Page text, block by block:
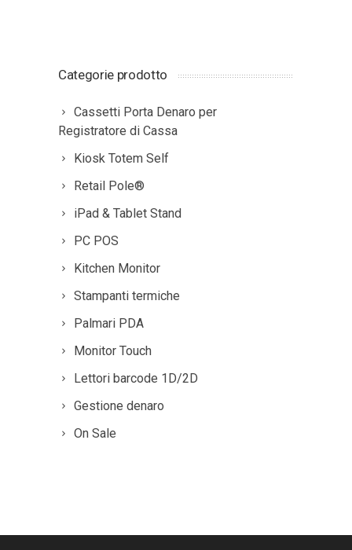
Categorie prodotto
Cassetti Porta Denaro per
Registratore di Cassa
Kiosk Totem Self
Retail Pole®
iPad & Tablet Stand
PC POS
Kitchen Monitor
Stampanti termiche
Palmari PDA
Monitor Touch
Lettori barcode 1D/2D
Gestione denaro
On Sale